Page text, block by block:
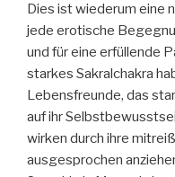
Dies ist wiederum eine
jede erotische
und für eine erfüllende
starkes Sakralchakra
Lebensfreunde, das
auf ihr
wirken durch ihre
ausgesprochen